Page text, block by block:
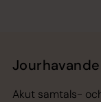
Akut samtals-